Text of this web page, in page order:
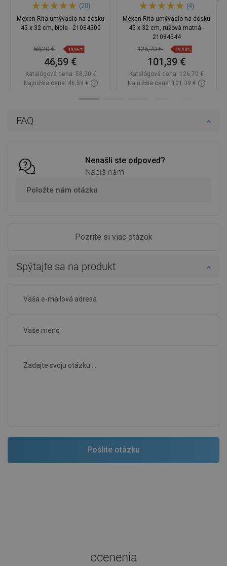
FAQ
Nenašli ste odpoveď?
Napíš nám
Položte nám otázku
Pozrite si viac otázok
Spýtajte sa na produkt
(20)
Mexen Rita umývadlo na dosku
45 x 32 cm, biela - 21084500
58,20 € -19,95%
46,59 €
Katalógová cena: 58,20 €
Najnižšia cena: 46,59 €
(4)
Mexen Rita umývadlo na dosku
45 x 32 cm, ružová matná -
21084544
126,70 € -19,98%
101,39 €
Katalógová cena: 126,70 €
Najnižšia cena: 101,39 €
ocenenia